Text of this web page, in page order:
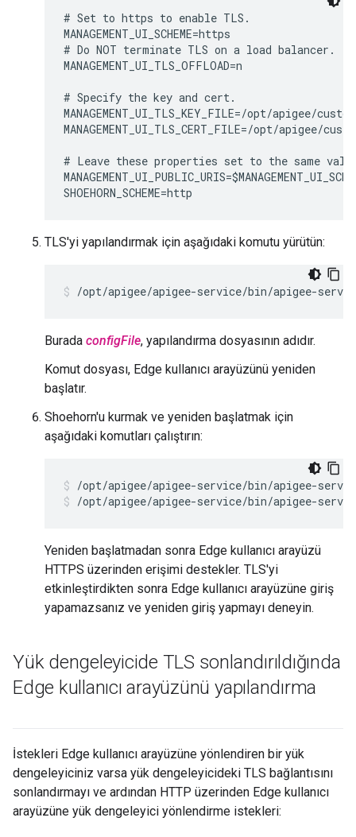
# Set to https to enable TLS.
MANAGEMENT_UI_SCHEME=https
# Do NOT terminate TLS on a load balancer.
MANAGEMENT_UI_TLS_OFFLOAD=n
# Specify the key and cert.
MANAGEMENT_UI_TLS_KEY_FILE=/opt/apigee/
MANAGEMENT_UI_TLS_CERT_FILE=/opt/apigee/
# Leave these properties set to the same
SHOEHORN_SCHEME=http
TLS'yi yapılandırmak için aşağıdaki komutu yürütün:
/opt/apigee/apigee-service/bin/apigee-
Burada configFile, yapılandırma dosyasının adıdır.
Komut dosyası, Edge kullanıcı arayüzünü yeniden
başlatır.
Shoehorn'u kurmak ve yeniden başlatmak için
aşağıdaki komutları çalıştırın:
/opt/apigee/apigee-service/bin/apigee-
/opt/apigee/apigee-service/bin/apigee-
Yeniden başlatmadan sonra Edge kullanıcı arayüzü
HTTPS üzerinden erişimi destekler. TLS'yi
etkinleştirdikten sonra Edge kullanıcı arayüzüne giriş
yapamazsanız ve yeniden giriş yapmayı deneyin.
Yük dengeleyicide TLS sonlandırıldığında
Edge kullanıcı arayüzünü yapılandırma
İstekleri Edge kullanıcı arayüzüne yönlendiren bir yük
dengeleyiciniz varsa yük dengeleyicideki TLS bağlantısını
sonlandırmayı ve ardından HTTP üzerinden Edge kullanıcı
arayüzüne yük dengeleyici yönlendirme istekleri: